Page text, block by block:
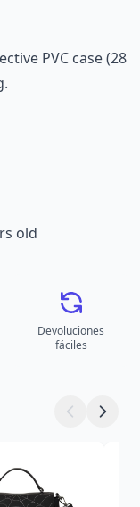
PVC case (28
old
Devoluciones
fáciles